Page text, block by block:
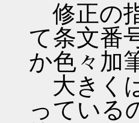
修正の
て条文番
か色々加
大きく
っている